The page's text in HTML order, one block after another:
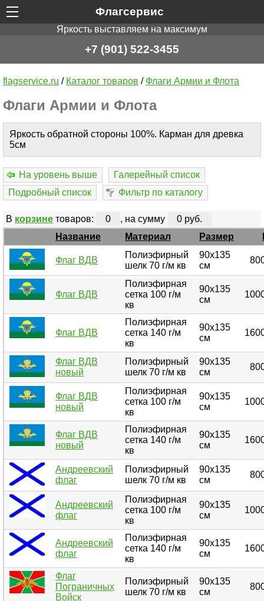
Флагсервис
Яркость выставляем на максимум
+7 (901) 522-3455
flagservice.ru / Каталог товаров / Флаги Армии и Флота
Флаги Армии и Флота
Яркость обратной стороны 100%. Карман для древка
5см
На уровень выше
Галерейный список
Подробный список
Фильтр по каталогу
В корзинетоваров: 0 , на сумму
0 руб.
Название
Материал Размер
Флаг ВДВ
Полиэфирный
шелк 70 г/м кв
90х135
см
Флаг ВДВ
Полиэфирная
сетка 100 г/м
кв
90х135
см
Флаг ВДВ
Полиэфирная
сетка 140 г/м
кв
90х135
см
Флаг ВДВ
новый
Полиэфирный
шелк 70 г/м кв
90х135
см
Флаг ВДВ
новый
Полиэфирная
сетка 100 г/м
кв
90х135
см
Флаг ВДВ
новый
Полиэфирная
сетка 140 г/м
кв
90х135
см
Андреевский
флаг
Полиэфирный
шелк 70 г/м кв
90х135
см
Андреевский
флаг
Полиэфирная
сетка 100 г/м
кв
90х135
см
Андреевский
флаг
Полиэфирная
сетка 140 г/м
кв
90х135
см
Флаг
Пограничных
Войск
Полиэфирный
шелк 70 г/м кв
90х135
см